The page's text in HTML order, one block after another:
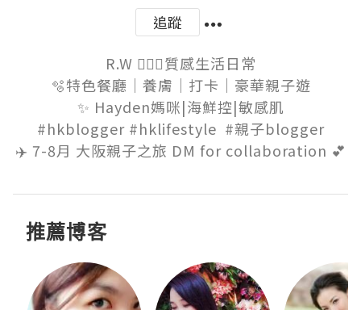
追蹤
R.W 👱🏻‍♀️質感生活日常
🫧特色餐廳｜養膚｜打卡｜豪華親子遊
✨ Hayden媽咪|海鮮控|敏感肌
✈️ 7-8月 大阪親子之旅 DM for collaboration 💕
推薦博客